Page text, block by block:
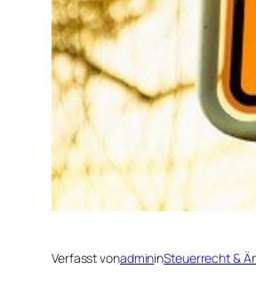
Verfasst vonadmininSteuerrecht &